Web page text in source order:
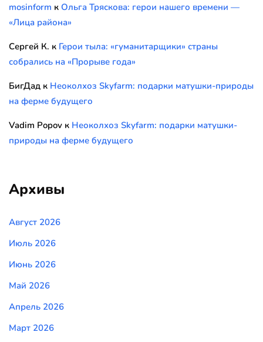
mosinform к Ольга Тряскова: герои нашего времени —
«Лица района»
Сергей К. к Герои тыла: «гуманитарщики» страны
собрались на «Прорыве года»
БигДад к Неоколхоз Skyfarm: подарки матушки-природы
на ферме будущего
Vadim Popov к Неоколхоз Skyfarm: подарки матушки-
природы на ферме будущего
Архивы
Август 2026
Июль 2026
Июнь 2026
Май 2026
Апрель 2026
Март 2026